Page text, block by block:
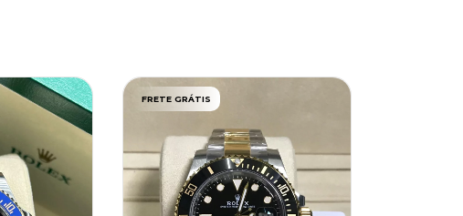
FRETE GRÁTIS